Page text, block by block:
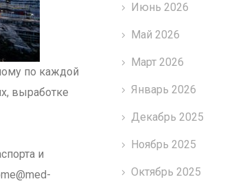
по каждой
выработке
и
Июнь 2026
Май 2026
Март 2026
Январь 2026
Декабрь 2025
Ноябрь 2025
Октябрь 2025